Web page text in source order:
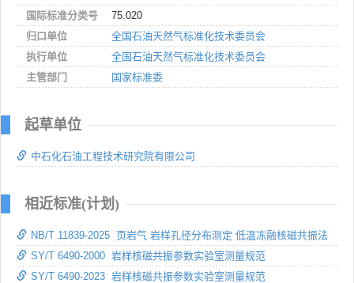
国际标准分类号
75.020
归口单位
全国石油天然气标准化技术委员会
执行单位
全国石油天然气标准化技术委员会
主管部门
国家标准委
起草单位
中石化石油工程技术研究院有限公司
相近标准(计划)
NB/T 11839-2025 页岩气 岩样孔径分布测定 低温冻融核磁共振法
SY/T 6490-2000 岩样核磁共振参数实验室测量规范
SY/T 6490-2023 岩样核磁共振参数实验室测量规范